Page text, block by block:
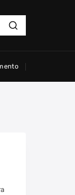
Search